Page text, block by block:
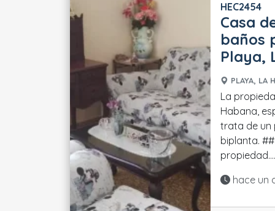
HEC2454
Casa
baños
Playa,
PLAYA, LA
La
Habana,
trata de un
biplanta. ## Distribución La
propiedad....
hace un